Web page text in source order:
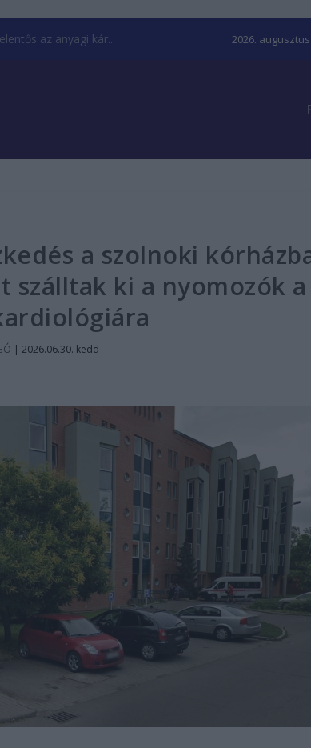
az anyagi kár... 2026. augusztus
a szolnoki
szálltak ki a nyomozók a
|2026.06.30. kedd